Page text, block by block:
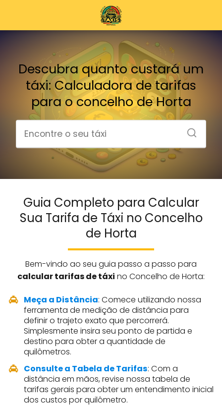
Descubra quanto custará um
táxi: Calculadora de tarifas
para o concelho de Horta
Guia Completo para Calcular
Sua Tarifa de Táxi no Concelho
de Horta
Bem-vindo ao seu guia passo a passo para
calcular tarifas de táxi no Concelho de Horta:
Meça a Distância: Comece utilizando nossa
ferramenta de medição de distância para
definir o trajeto exato que percorrerá.
Simplesmente insira seu ponto de partida e
destino para obter a quantidade de
quilômetros.
Consulte a Tabela de Tarifas: Com a
distância em mãos, revise nossa tabela de
tarifas gerais para obter um entendimento inicial
dos custos por quilômetro.